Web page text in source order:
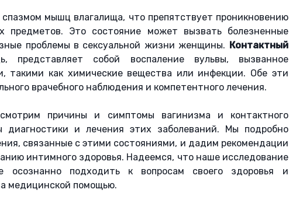
спазмом мышц влагалища, что препятствует проникновению
предметов. Это состояние может вызвать болезненные
проблемы в сексуальной жизни женщины. Контактный
представляет собой воспаление вульвы, вызванное
такими как химические вещества или инфекции. Обе эти
врачебного наблюдения и компетентного лечения.
причины и симптомы вагинизма и контактного
и лечения этих заболеваний. Мы подробно
связанные с этими состояниями, и дадим рекомендации
интимного здоровья. Надеемся, что наше исследование
осознанно подходить к вопросам своего здоровья и
медицинской помощью.